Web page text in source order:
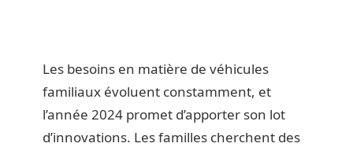
Les besoins en matière de véhicules
familiaux évoluent constamment, et
l’année 2024 promet d’apporter son lot
d’innovations. Les familles cherchent des